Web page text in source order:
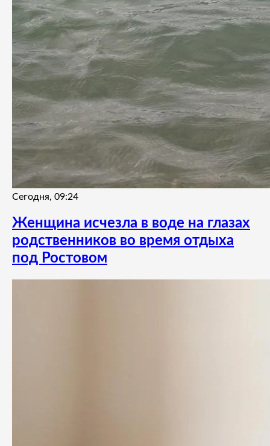
Сегодня, 09:24
Женщина исчезла в воде на глазах
родственников во время отдыха
под Ростовом